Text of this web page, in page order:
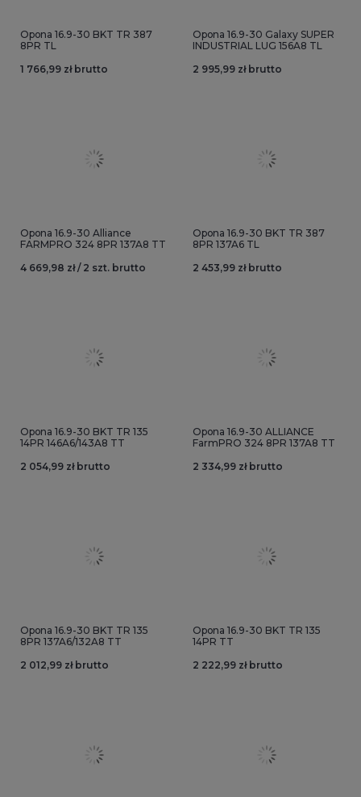
Opona 16.9-30 BKT TR 387
8PR TL
1 766,99 zł brutto
Opona 16.9-30 Galaxy SUPER
INDUSTRIAL LUG 156A8 TL
2 995,99 zł brutto
Opona 16.9-30 Alliance
FARMPRO 324 8PR 137A8 TT
4 669,98 zł / 2 szt. brutto
Opona 16.9-30 BKT TR 387
8PR 137A6 TL
2 453,99 zł brutto
Opona 16.9-30 BKT TR 135
14PR 146A6/143A8 TT
2 054,99 zł brutto
Opona 16.9-30 ALLIANCE
FarmPRO 324 8PR 137A8 TT
2 334,99 zł brutto
Opona 16.9-30 BKT TR 135
8PR 137A6/132A8 TT
2 012,99 zł brutto
Opona 16.9-30 BKT TR 135
14PR TT
2 222,99 zł brutto